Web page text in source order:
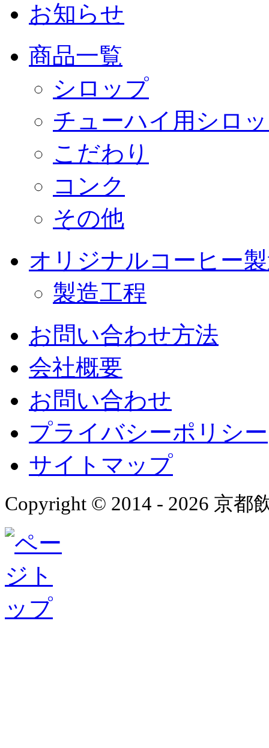
お知らせ
商品一覧
シロップ
チューハイ用シロ
こだわり
コンク
その他
オリジナルコーヒー
製造工程
お問い合わせ方法
会社概要
お問い合わせ
プライバシーポリシー
サイトマップ
Copyright © 2014 - 2026 京都